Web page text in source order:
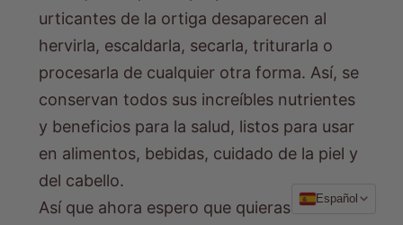
urticantes de la ortiga desaparecen al
hervirla, escaldarla, secarla, triturarla o
procesarla de cualquier otra forma. Así, se
conservan todos sus increíbles nutrientes
y beneficios para la salud, listos para usar
en alimentos, bebidas, cuidado de la piel y
del cabello.
Así que ahora espero que quieras hacerte
IdiomaEspañol